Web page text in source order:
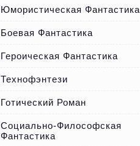
Юмористическая Фантастика
Боевая Фантастика
Героическая Фантастика
Технофэнтези
Готический Роман
Социально-Философская
Фантастика